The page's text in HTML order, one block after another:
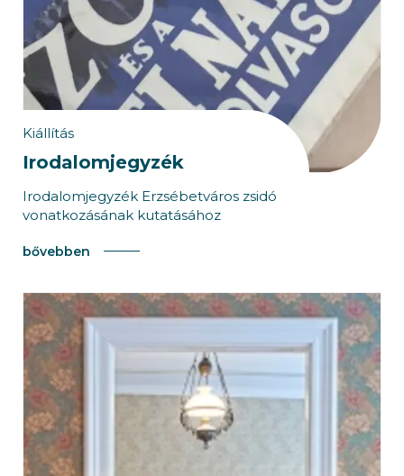
Kiállítás
Irodalomjegyzék
Irodalomjegyzék Erzsébetváros zsidó
vonatkozásának kutatásához
bővebben